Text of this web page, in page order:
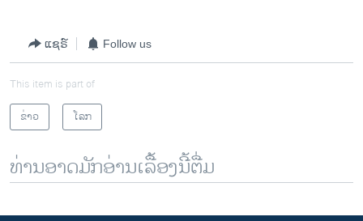
ລາຍງານ
ພາສາຕ່າງໆ
ແຊຣ໌ Follow us
This item is part of
ຂ່າວ
ໂລກ
ທ່ານອາດມັກອ່ານເລື້ອງນີ້ຕື່ມ